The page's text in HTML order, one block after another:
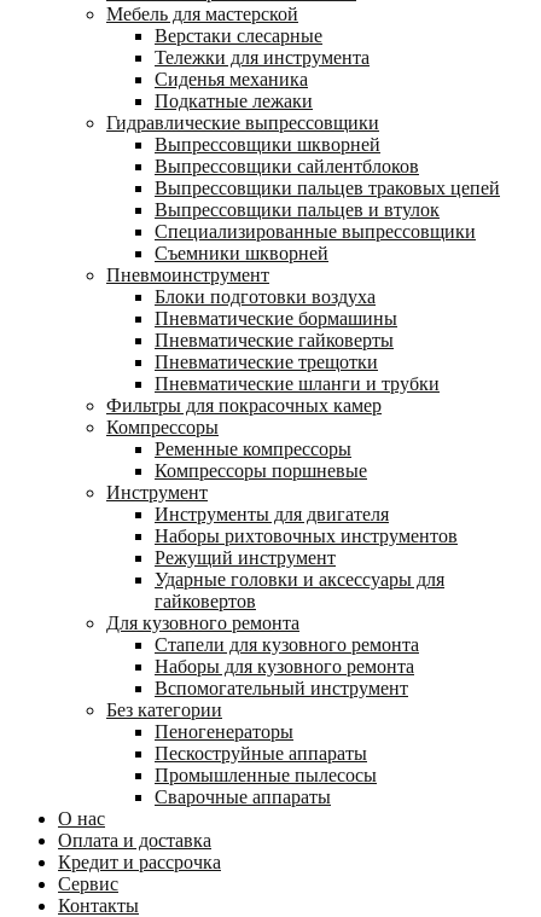
Мебель для мастерской
Верстаки слесарные
Тележки для инструмента
Сиденья механика
Подкатные лежаки
Гидравлические выпрессовщики
Выпрессовщики шкворней
Выпрессовщики сайлентблоков
Выпрессовщики пальцев траковых цепей
Выпрессовщики пальцев и втулок
Специализированные выпрессовщики
Cъемники шкворней
Пневмоинструмент
Блоки подготовки воздуха
Пневматические бормашины
Пневматические гайковерты
Пневматические трещотки
Пневматические шланги и трубки
Фильтры для покрасочных камер
Компрессоры
Ременные компрессоры
Компрессоры поршневые
Инструмент
Инструменты для двигателя
Наборы рихтовочных инструментов
Режущий инструмент
Ударные головки и аксессуары для
гайковертов
Для кузовного ремонта
Стапели для кузовного ремонта
Наборы для кузовного ремонта
Вспомогательный инструмент
Без категории
Пеногенераторы
Пескоструйные аппараты
Промышленные пылесосы
Сварочные аппараты
О нас
Оплата и доставка
Кредит и рассрочка
Сервис
Контакты